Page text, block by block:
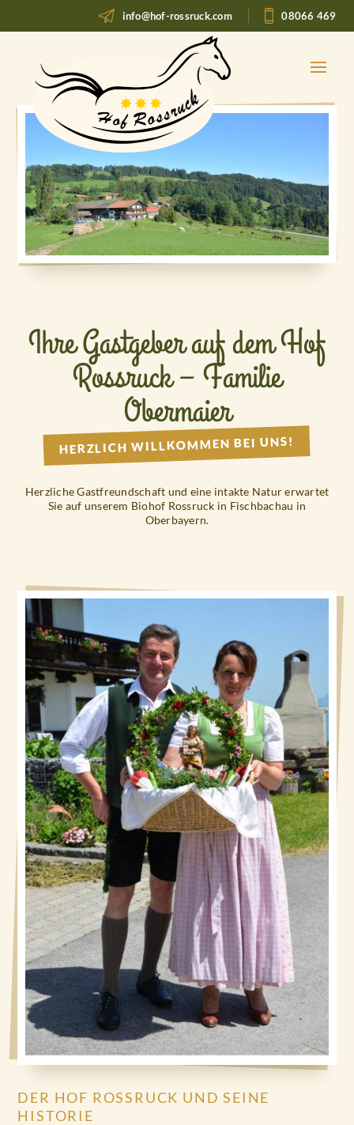
info@hof-rossruck.com 08066 469
Ihre Gastgeber auf dem Hof
Rossruck – Familie
Obermaier
HERZLICH WILLKOMMEN BEI UNS!
Herzliche Gastfreundschaft und eine intakte Natur erwartet
Sie auf unserem Biohof Rossruck in Fischbachau in
Oberbayern.
DER HOF ROSSRUCK UND SEINE
HISTORIE